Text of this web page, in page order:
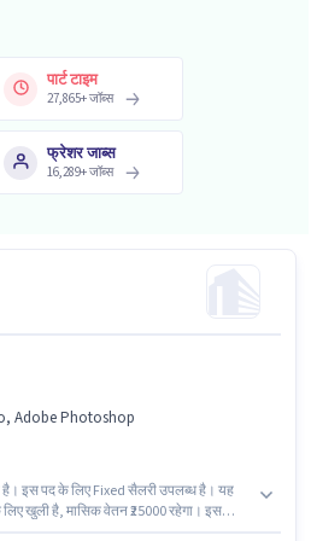
पार्ट टाइम
27,865+जॉब्स
फ्रेशर जाब्स
16,289+जॉब्स
Adobe Photoshop
है। इस पद के लिए Fixed सैलरी उपलब्ध है। यह
खुली है, मासिक वेतन ₹25000 रहेगा। इस